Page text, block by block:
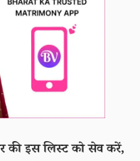
की इस लिस्ट को सेव करें,